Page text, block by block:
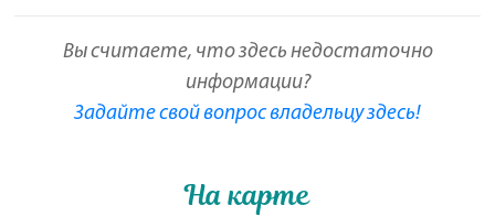
Вы считаете, что здесь недостаточно
информации?
Задайте свой вопрос владельцу здесь!
На карте